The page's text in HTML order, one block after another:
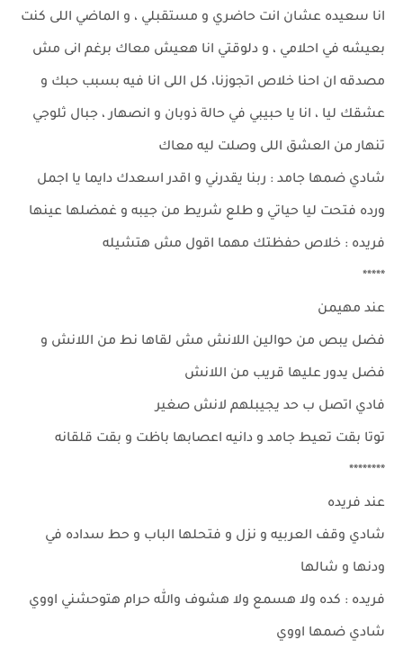
انا سعيده عشان انت حاضري و مستقبلي ، و الماضي اللى كنت
بعيشه في احلامي ، و دلوقتي انا هعيش معاك برغم انى مش
مصدقه ان احنا خلاص اتجوزنا، كل اللى انا فيه بسبب حبك و
عشقك ليا ، انا يا حبيبي في حالة ذوبان و انصهار ، جبال ثلوجي
تنهار من العشق اللى وصلت ليه معاك
شادي ضمها جامد : ربنا يقدرني و اقدر اسعدك دايما يا اجمل
ورده فتحت ليا حياتي و طلع شريط من جيبه و غمضلها عينها
فريده : خلاص حفظتك مهما اقول مش هتشيله
*****
عند مهيمن
فضل يبص من حوالين اللانش مش لقاها نط من اللانش و
فضل يدور عليها قريب من اللانش
فادي اتصل ب حد يجيبلهم لانش صغير
توتا بقت تعيط جامد و دانيه اعصابها باظت و بقت قلقانه
********
عند فريده
شادي وقف العربيه و نزل و فتحلها الباب و حط سداده في
ودنها و شالها
فريده : كده ولا هسمع ولا هشوف والله حرام هتوحشني اووي
شادي ضمها اووي